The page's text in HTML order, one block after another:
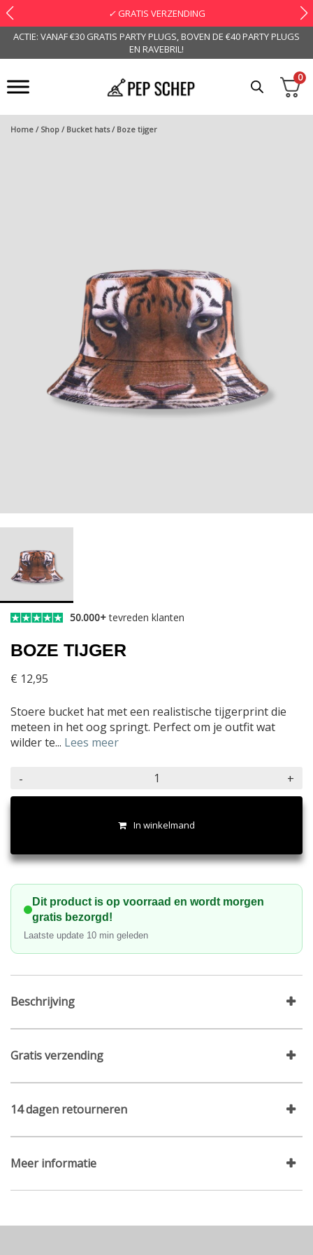
✓GRATIS VERZENDING
ACTIE: VANAF €30 GRATIS PARTY PLUGS, BOVEN DE €40 PARTY PLUGS
EN RAVEBRIL!
0
Home / Shop / Bucket hats/ Boze tijger
50.000+tevreden klanten
BOZE TIJGER
€ 12,95
Stoere bucket hat met een realistische tijgerprint die
meteen in het oog springt. Perfect om je outfit wat
wilder te... Lees meer
-
aantal
+
In winkelmand
Dit product is op voorraad en wordt morgen
gratis bezorgd!
Laatste update 10 min geleden
Beschrijving
Gratis verzending
14 dagen retourneren
Meer informatie